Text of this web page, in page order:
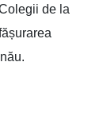
de la